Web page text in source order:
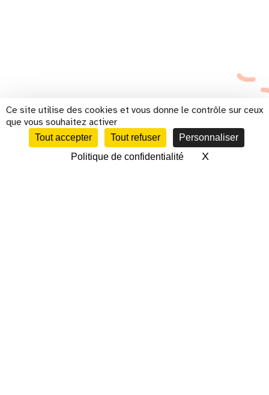
Ce site utilise des cookies et vous donne le contrôle sur ceux
que vous souhaitez activer
Tout accepter Tout refuser
Personnaliser
Politique de confidentialité
XMasquer le
CALENDRIER